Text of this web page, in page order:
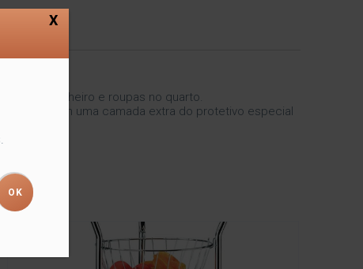
no banheiro e roupas no quarto.
com uma camada extra do protetivo especial
X